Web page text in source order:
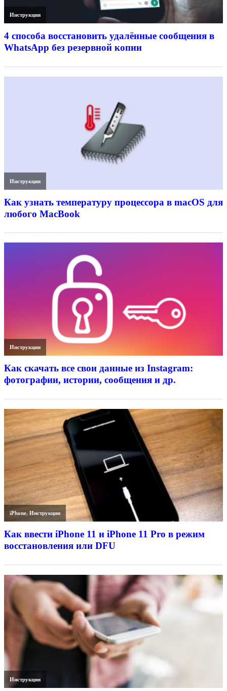
Инструкции
4 способа восстановить удалённые сообщения в
WhatsApp без резервной копии
Инструкции
Как узнать температуру процессора в macOS для
любого MacBook
Инструкции
Как скачать все свои данные из Instagram:
фотографии, истории, сообщения и др.
iPhone,Инструкции
Как ввести iPhone 11 и iPhone 11 Pro в режим
восстановления или DFU
Инструкции